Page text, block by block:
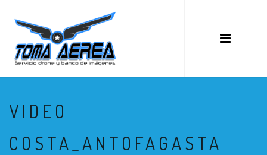
VIDEO
COSTA_ANTOFAGASTA